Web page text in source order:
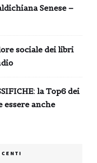
Senese –
sociale dei libri
la Top6 dei
anche